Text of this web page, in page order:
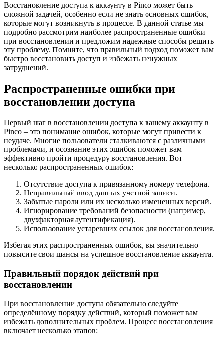
Восстановление доступа к аккаунту в Pinco может быть
сложной задачей, особенно если не знать основных ошибок,
которые могут возникнуть в процессе. В данной статье мы
подробно рассмотрим наиболее распространенные ошибки
при восстановлении и предложим надежные способы решить
эту проблему. Помните, что правильный подход поможет вам
быстро восстановить доступ и избежать ненужных
затруднений.
Распространенные ошибки при
восстановлении доступа
Первый шаг в восстановлении доступа к вашему аккаунту в
Pinco – это понимание ошибок, которые могут привести к
неудаче. Многие пользователи сталкиваются с различными
проблемами, и осознание этих ошибок поможет вам
эффективно пройти процедуру восстановления. Вот
несколько распространенных ошибок:
Отсутствие доступа к привязанному номеру телефона.
Неправильный ввод данных учетной записи.
Забытые пароли или их несколько измененных версий.
Игнорирование требований безопасности (например,
двухфакторная аутентификация).
Использование устаревших ссылок для восстановления.
Избегая этих распространенных ошибок, вы значительно
повысите свои шансы на успешное восстановление аккаунта.
Правильный порядок действий при
восстановлении
При восстановлении доступа обязательно следуйте
определённому порядку действий, который поможет вам
избежать дополнительных проблем. Процесс восстановления
включает несколько этапов: